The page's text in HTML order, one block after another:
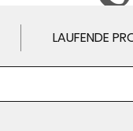
LAUFENDE